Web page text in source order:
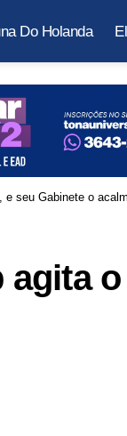
Do Holanda
e seu Gabinete o